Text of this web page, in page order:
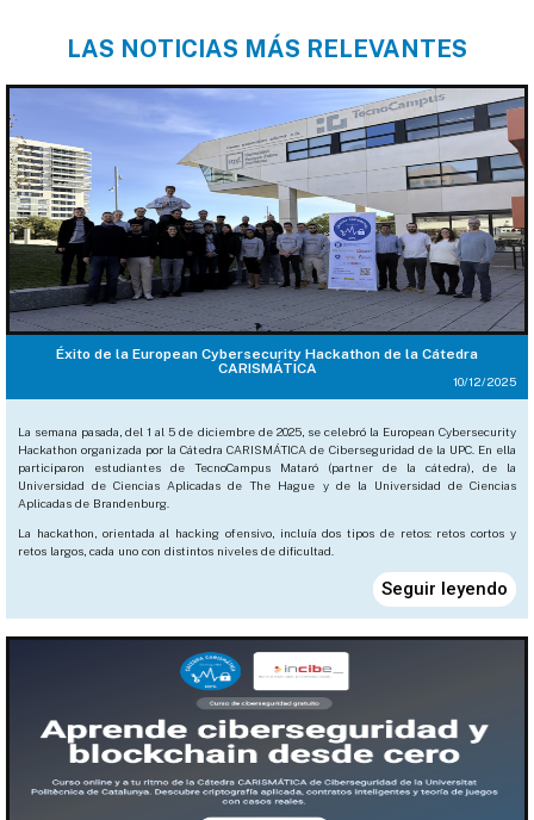
LAS NOTICIAS MÁS RELEVANTES
Éxito de la European Cybersecurity Hackathon de la Cátedra
CARISMÁTICA
10/12/2025
La semana pasada, del 1 al 5 de diciembre de 2025, se celebró la European Cybersecurity
Hackathon organizada por la Cátedra CARISMÁTICA de Ciberseguridad de la UPC. En ella
participaron estudiantes de TecnoCampus Mataró (partner de la cátedra), de la
Universidad de Ciencias Aplicadas de The Hague y de la Universidad de Ciencias
Aplicadas de Brandenburg.
La hackathon, orientada al hacking ofensivo, incluía dos tipos de retos: retos cortos y
retos largos, cada uno con distintos niveles de dificultad.
Seguir leyendo